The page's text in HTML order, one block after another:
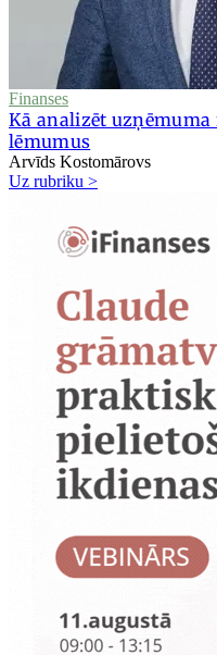
Finanses
Kā analizēt
lēmumus
Arvīds Kostomārovs
Uz rubriku >